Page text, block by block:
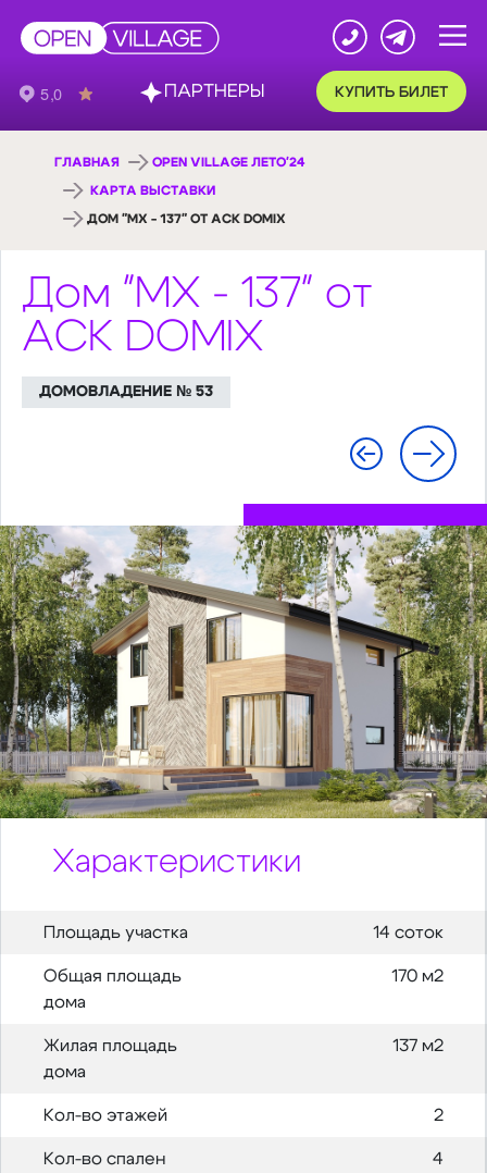
КУПИТЬ БИЛЕТ
ГЛАВНАЯ OPEN VILLAGE ЛЕТО'24
КАРТА ВЫСТАВКИ
ДОМ "MX - 137" ОТ АСК DOMIX
Дом "MX - 137" от
АСК DOMIX
ДОМОВЛАДЕНИЕ № 53
Характеристики
Площадь участка 14 соток
Общая площадь
дома
170 м2
Жилая площадь
дома
137 м2
Кол-во этажей 2
Кол-во спален 4